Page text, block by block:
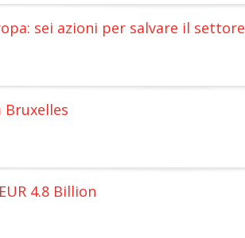
sei azioni per salvare il settore
4.8 Billion